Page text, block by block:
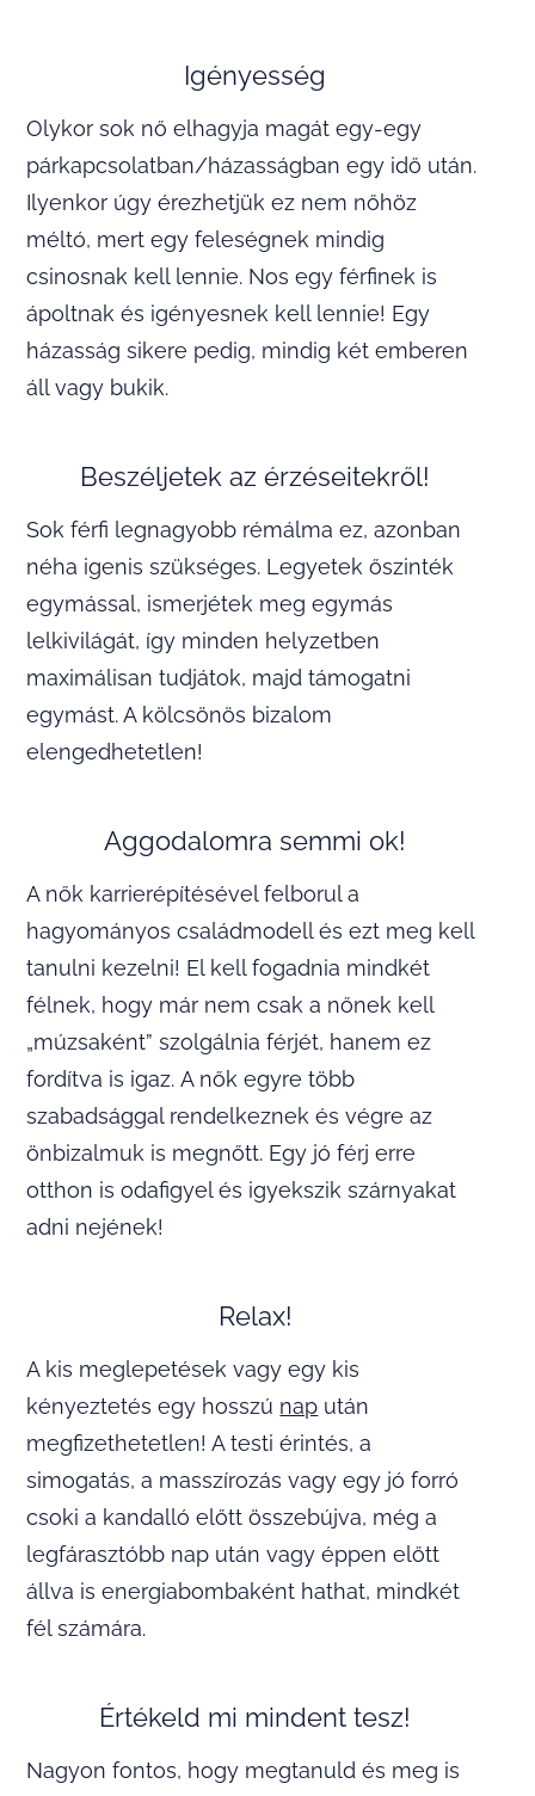
Igényesség
Olykor sok nő elhagyja magát egy-egy
párkapcsolatban/házasságban egy idő után.
Ilyenkor úgy érezhetjük ez nem nőhöz
méltó, mert egy feleségnek mindig
csinosnak kell lennie. Nos egy férfinek is
ápoltnak és igényesnek kell lennie! Egy
házasság sikere pedig, mindig két emberen
áll vagy bukik.
Beszéljetek az érzéseitekről!
Sok férfi legnagyobb rémálma ez, azonban
néha igenis szükséges. Legyetek őszinték
egymással, ismerjétek meg egymás
lelkivilágát, így minden helyzetben
maximálisan tudjátok, majd támogatni
egymást. A kölcsönös bizalom
elengedhetetlen!
Aggodalomra semmi ok!
A nők karrierépítésével felborul a
hagyományos családmodell és ezt meg kell
tanulni kezelni! El kell fogadnia mindkét
félnek, hogy már nem csak a nőnek kell
„múzsaként” szolgálnia férjét, hanem ez
fordítva is igaz. A nők egyre több
szabadsággal rendelkeznek és végre az
önbizalmuk is megnőtt. Egy jó férj erre
otthon is odafigyel és igyekszik szárnyakat
adni nejének!
Relax!
A kis meglepetések vagy egy kis
kényeztetés egy hosszú nap után
megfizethetetlen! A testi érintés, a
simogatás, a masszírozás vagy egy jó forró
csoki a kandalló előtt összebújva, még a
legfárasztóbb nap után vagy éppen előtt
állva is energiabombaként hathat, mindkét
fél számára.
Értékeld mi mindent tesz!
Nagyon fontos, hogy megtanuld és meg is